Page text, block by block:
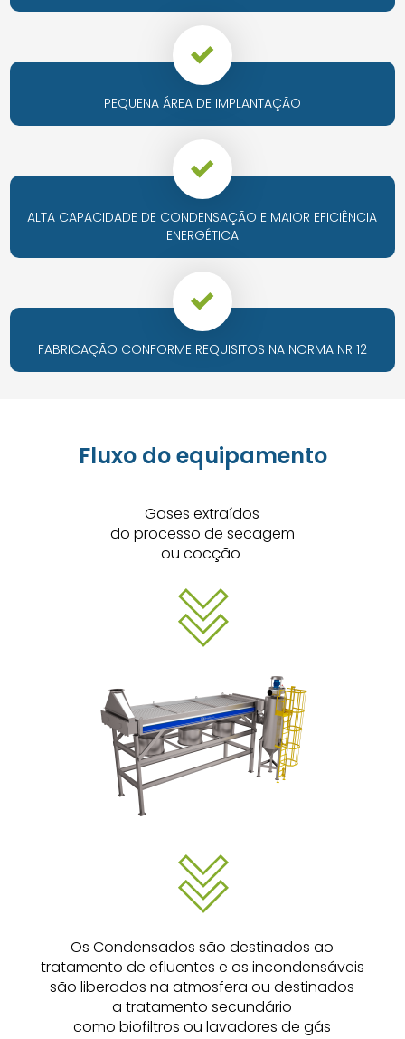
PEQUENA ÁREA DE IMPLANTAÇÃO
ALTA CAPACIDADE DE CONDENSAÇÃO E MAIOR EFICIÊNCIA
ENERGÉTICA
FABRICAÇÃO CONFORME REQUISITOS NA NORMA NR 12
Fluxo do equipamento
Gases extraídos
do processo de secagem
ou cocção
Os Condensados são destinados ao
tratamento de efluentes e os incondensáveis
são liberados na atmosfera ou destinados
a tratamento secundário
como biofiltros ou lavadores de gás